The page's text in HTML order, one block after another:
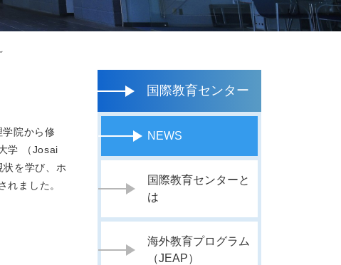
院から修
学 （Josai
を学び、ホ
れました。
国際教育センター
NEWS
国際教育センターと
は
海外教育プログラム
（JEAP）